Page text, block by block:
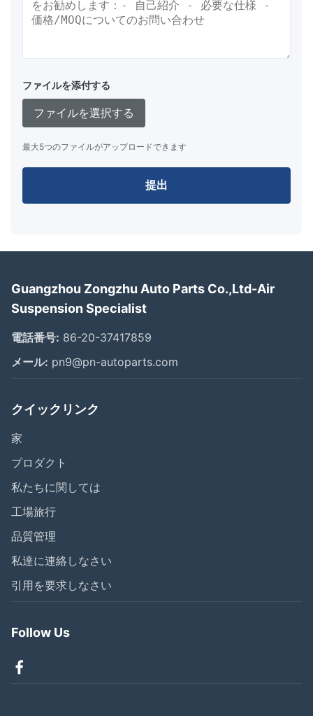
ファイルを添付する
ファイルを選択する
最大5つのファイルがアップロードできます
提出
Guangzhou Zongzhu Auto Parts Co.,Ltd-Air
Suspension Specialist
電話番号: 86-20-37417859
メール: pn9@pn-autoparts.com
クイックリンク
家
プロダクト
私たちに関しては
工場旅行
品質管理
私達に連絡しなさい
引用を要求しなさい
Follow Us